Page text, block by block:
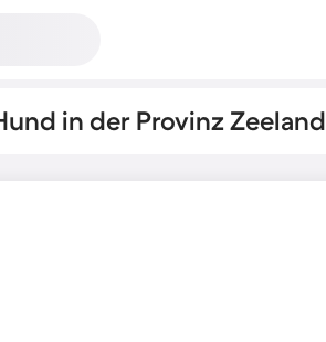
in der Provinz Zeeland